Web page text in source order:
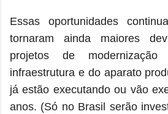
Essas oportunidades
tornaram ainda maiores
projetos de
infraestrutura e do aparato
já estão executando ou vão
anos. (Só no Brasil serão